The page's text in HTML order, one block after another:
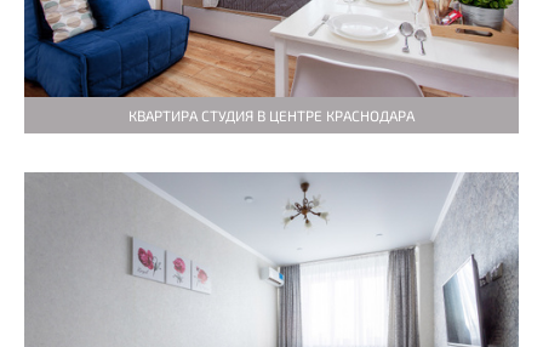
КВАРТИРА СТУДИЯ В ЦЕНТРЕ КРАСНОДАРА